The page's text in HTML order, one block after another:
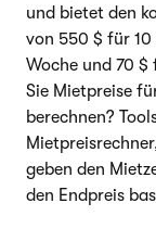
und bietet den
von 550 $ für 10
Woche und 70 $
Sie Mietpreise
berechnen?
geben den
den Endpreis